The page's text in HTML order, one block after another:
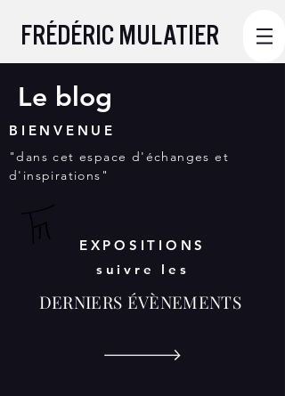
FRÉDÉRIC MULATIER
Le blog
BIENVENUE
"dans cet espace d'échanges et
d'inspirations"
EXPOSITIONS
suivre les
DERNIERS ÉVÈNEMENTS